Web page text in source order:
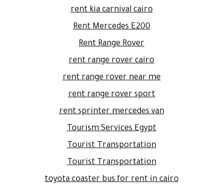
rent kia carnival cairo
Rent Mercedes E200
Rent Range Rover
rent range rover cairo
rent range rover near me
rent range rover sport
rent sprinter mercedes van
Tourism Services Egypt
Tourist Transportation
Tourist Transportation
toyota coaster bus for rent in cairo